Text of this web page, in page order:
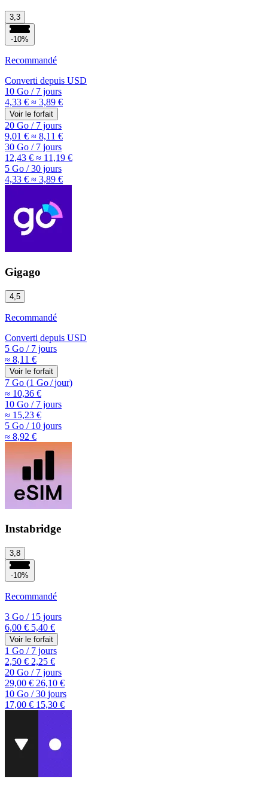
3,3
-10%
Recommandé
Converti depuis USD
10 Go /7 jours
4,33 € ≈ 3,89 €
Voir le forfait
20 Go /7 jours
9,01 € ≈ 8,11 €
30 Go /7 jours
12,43 € ≈ 11,19 €
5 Go /30 jours
4,33 € ≈ 3,89 €
Gigago
4,5
Recommandé
Converti depuis USD
5 Go /7 jours
≈ 8,11 €
Voir le forfait
7 Go (1 Go/jour)
≈ 10,36 €
10 Go /7 jours
≈ 15,23 €
5 Go /10 jours
≈ 8,92 €
Instabridge
3,8
-10%
Recommandé
3 Go /15 jours
6,00 € 5,40 €
Voir le forfait
1 Go /7 jours
2,50 € 2,25 €
20 Go /7 jours
29,00 € 26,10 €
10 Go /30 jours
17,00 € 15,30 €